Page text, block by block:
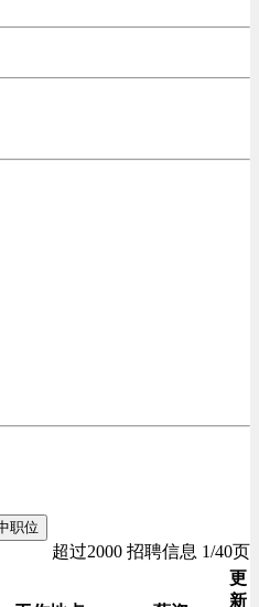
类
职位
超过2000 招聘信息 1/40页
更
新